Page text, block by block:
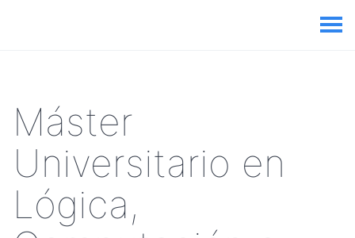
Máster
Universitario en
Lógica,